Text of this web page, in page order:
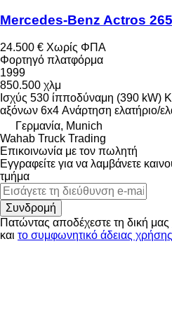
Mercedes-Benz Actros
24.500 € Χωρίς ΦΠΑ
Φορτηγό πλατφόρμα
1999
850.500 χλμ
Ισχύς 530 ίπποδύναμη (390 kW)
αξόνων 6x4 Ανάρτηση ελατήριο/
Γερμανία, Munich
Wahab Truck Trading
Επικοινωνία με τον πωλητή
Εγγραφείτε για να λαμβάνετε
τμήμα
Συνδρομή
Πατώντας αποδέχεστε τη δική μας
και το συμφωνητικό άδειας